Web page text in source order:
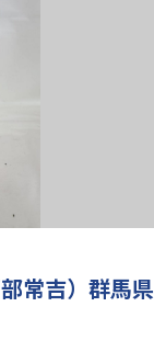
常吉）群馬県